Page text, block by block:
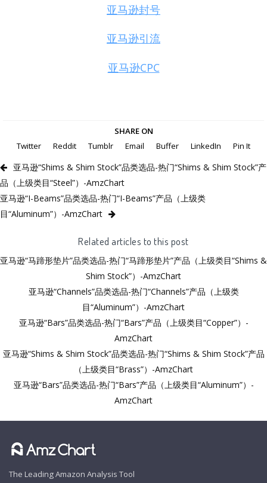
亚马逊封号
亚马逊引流
亚马逊CPC
SHARE ON
Twitter
Reddit Tumblr Email Buffer LinkedIn Pin It
亚马逊“Shims & Shim Stock”品类选品-热门“Shims & Shim Stock”产
品（上级类目“Steel”）-AmzChart
亚马逊“I-Beams”品类选品-热门“I-Beams”产品（上级类
目“Aluminum”）-AmzChart
Related articles to this post
亚马逊“马蹄形垫片”品类选品-热门“马蹄形垫片”产品（上级类目“Shims &
Shim Stock”）-AmzChart
亚马逊“Channels”品类选品-热门“Channels”产品（上级类
目“Aluminum”）-AmzChart
亚马逊“Bars”品类选品-热门“Bars”产品（上级类目“Copper”）-
AmzChart
亚马逊“Shims & Shim Stock”品类选品-热门“Shims & Shim Stock”产品
（上级类目“Brass”）-AmzChart
亚马逊“Bars”品类选品-热门“Bars”产品（上级类目“Aluminum”）-
AmzChart
The Leading Amazon Analysis Tool